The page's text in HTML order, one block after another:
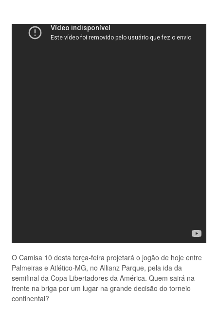
O Camisa 10 desta terça-feira projetará o jogão de hoje entre
Palmeiras e Atlético-MG, no Allianz Parque, pela ida da
semifinal da Copa Libertadores da América. Quem sairá na
frente na briga por um lugar na grande decisão do torneio
continental?